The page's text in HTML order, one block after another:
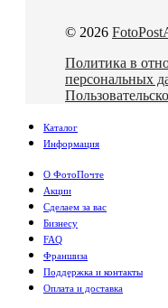
© 2026
Политика в
персональных
Каталог
Информация
О ФотоПочте
Акции
Сделаем за вас
Бизнесу
FAQ
Франшиза
Поддержка и контакты
Оплата и доставка